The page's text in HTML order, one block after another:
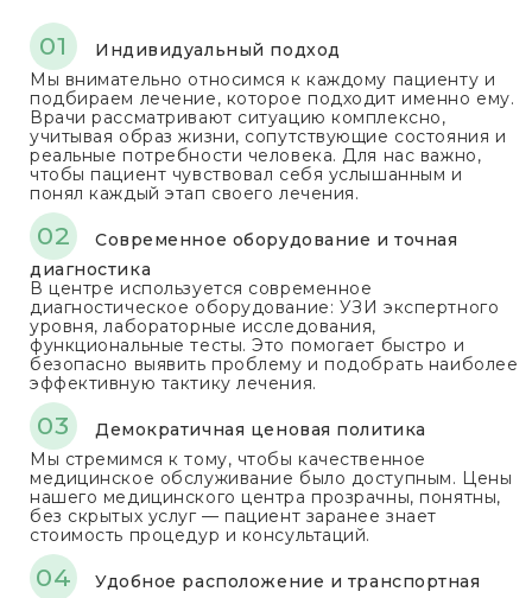
Индивидуальный подход
Мы внимательно относимся к каждому пациенту и
подбираем лечение, которое подходит именно ему.
Врачи рассматривают ситуацию комплексно,
учитывая образ жизни, сопутствующие состояния и
реальные потребности человека. Для нас важно,
чтобы пациент чувствовал себя услышанным и
понял каждый этап своего лечения.
Современное оборудование и точная
диагностика
В центре используется современное
диагностическое оборудование: УЗИ экспертного
уровня, лабораторные исследования,
функциональные тесты. Это помогает быстро и
безопасно выявить проблему и подобрать наиболее
эффективную тактику лечения.
Демократичная ценовая политика
Мы стремимся к тому, чтобы качественное
медицинское обслуживание было доступным. Цены
нашего медицинского центра прозрачны, понятны,
без скрытых услуг — пациент заранее знает
стоимость процедур и консультаций.
Удобное расположение и транспортная